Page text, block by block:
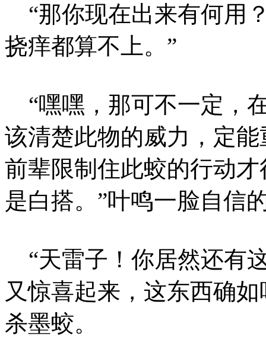
“那你现在出来有何用
挠痒都算不上。”
“嘿嘿，那可不一定，
该清楚此物的威力，定
前辈限制住此蛟的行动
是白搭。”叶鸣一脸自信
“天雷子！你居然还有
又惊喜起来，这东西确
杀墨蛟。